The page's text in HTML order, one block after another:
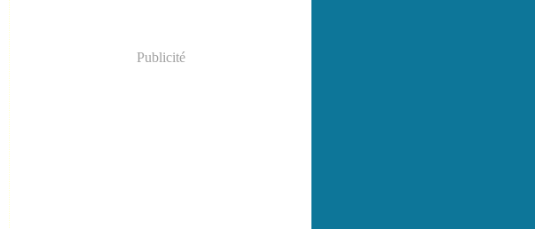
Publicité